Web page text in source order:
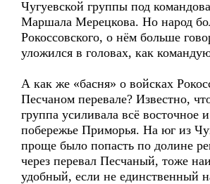
Чугуевской группы под
Маршала Мерецкова. Но народ
Рокоссовского, о нём больше
уложился в головах, как
А как же «басня» о войсках
Песчаном перевале? Известно,
группа усиливала всё восточное
побережье Приморья. На юг из
проще было попасть по долине
через перевал Песчаный, тоже
удобный, если не единственный